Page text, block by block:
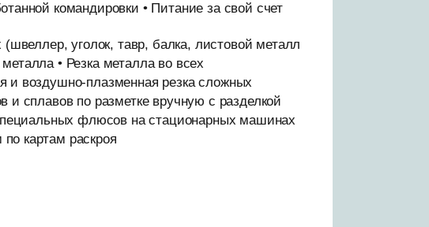
командировки • Питание за свой счет
уголок, тавр, балка, листовой металл
• Резка металла во всех
и воздушно-плазменная резка сложных
сплавов по разметке вручную с разделкой
флюсов на стационарных машинах
картам раскроя